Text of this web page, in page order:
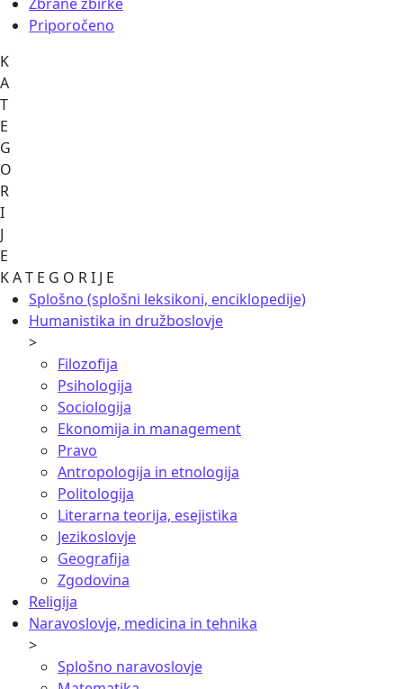
Zbrane zbirke
Priporočeno
K
A
T
E
G
O
R
I
J
E
K A T E G O R I J E
Splošno (splošni leksikoni, enciklopedije)
Humanistika in družboslovje
>
Filozofija
Psihologija
Sociologija
Ekonomija in management
Pravo
Antropologija in etnologija
Politologija
Literarna teorija, esejistika
Jezikoslovje
Geografija
Zgodovina
Religija
Naravoslovje, medicina in tehnika
>
Splošno naravoslovje